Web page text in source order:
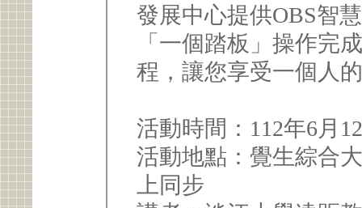
發展中心提供OBS智
「一個踏板」操作完
程，讓您享受一個人
活動時間：112年6月
活動地點：覺生綜合
上同步